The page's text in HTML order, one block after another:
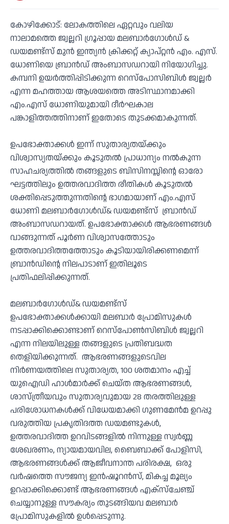
കോഴിക്കോട്: ലോകത്തിലെ ഏറ്റവും വലിയ
നാലാമത്തെ ജ്വല്ലറി ഗ്രൂപ്പായ മലബാര്‍ഗോള്‍ഡ് &
ഡയമണ്ട്‌സ് മുന്‍ ഇന്ത്യന്‍ ക്രിക്കറ്റ് ക്യാപ്റ്റന്‍ എം. എസ്.
ധോണിയെ ബ്രാന്‍ഡ് അംബാസഡറായി നിയോഗിച്ചു.
കമ്പനി ഉയര്‍ത്തിപ്പിടിക്കുന്ന റെസ്‌പോസിബിള്‍ ജ്വല്ലര്‍
എന്ന മഹത്തായ ആശയത്തെ അടിസ്ഥാനമാക്കി
എം.എസ് ധോണിയുമായി ദീര്‍ഘകാല
പങ്കാളിത്തത്തിനാണ് ഇതോടെ തുടക്കമാകുന്നത്.
ഉപഭോക്താക്കള്‍ ഇന്ന് സുതാര്യതയ്ക്കും
വിശ്വാസ്യതയ്ക്കും കൂടുതല്‍ പ്രാധാന്യം നല്‍കുന്ന
സാഹചര്യത്തില്‍ തങ്ങളുടെ ബിസിനസ്സിന്റെ ഓരോ
ഘട്ടത്തിലും ഉത്തരവാദിത്ത രീതികള്‍ കൂടുതല്‍
ശക്തിപ്പെടുത്തുന്നതിന്റെ ഭാഗമായാണ് എം.എസ്
ധോണി മലബാര്‍ഗോള്‍ഡ്& ഡയമണ്ട്‌സ് ബ്രാന്‍ഡ്
അംബാസഡറായത്. ഉപഭോക്താക്കള്‍ ആഭരണങ്ങള്‍
വാങ്ങുന്നത് പൂര്‍ണ വിശ്വാസത്തോടും
ഉത്തരവാദിത്തത്തോടും കൂടിയായിരിക്കണമെന്ന്
ബ്രാന്‍ഡിന്റെ നിലപാടാണ് ഇതിലൂടെ
പ്രതിഫലിപ്പിക്കുന്നത്.
മലബാര്‍ഗോള്‍ഡ്& ഡയമണ്ട്‌സ്
ഉപഭോക്താക്കള്‍ക്കായി മലബാര്‍ പ്രോമിസുകള്‍
നടപ്പാക്കിക്കൊണ്ടാണ് റെസ്‌പോണ്‍സിബിള്‍ ജ്വല്ലറി
എന്ന നിലയിലുള്ള തങ്ങളുടെ പ്രതിബദ്ധത
തെളിയിക്കുന്നത്. ആഭരണങ്ങളുടെവില
നിര്‍ണയത്തിലെ സുതാര്യത, 100 ശതമാനം എച്ച്
യുഐഡി ഹാള്‍മാര്‍ക്ക് ചെയ്ത ആഭരണങ്ങള്‍,
ശാസ്ത്രീയവും സുതാര്യവുമായ 28 തരത്തിലുള്ള
പരിശോധനകള്‍ക്ക് വിധേയമാക്കി ഗുണമേന്‍മ ഉറപ്പു
വരുത്തിയ പ്രകൃതിദത്ത ഡയമണ്ടുകള്‍,
ഉത്തരവാദിത്ത ഉറവിടങ്ങളില്‍ നിന്നുള്ള സ്വര്‍ണ്ണ
ശേഖരണം, ന്യായമായവില, ബൈബാക്ക് പോളിസി,
ആഭരണങ്ങള്‍ക്ക് ആജീവനാന്ത പരിരക്ഷ, ഒരു
വര്‍ഷത്തെ സൗജന്യ ഇന്‍ഷൂറന്‍സ്, മികച്ച മൂല്യം
ഉറപ്പാക്കിക്കൊണ്ട് ആഭരണങ്ങള്‍ എക്‌സ്‌ചേഞ്ച്
ചെയ്യാനുള്ള സൗകര്യം തുടങ്ങിയവ മലബാര്‍
പ്രോമിസുകളില്‍ ഉള്‍പ്പെടുന്നു.